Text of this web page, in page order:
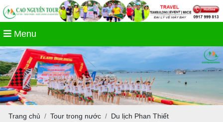
Menu
Trang chủ Tour trong nước
Du lịch Phan Thiết